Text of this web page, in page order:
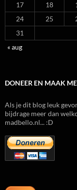
17
18
24
25
31
« aug
DONEER EN MAAK
Als je dit blog leuk
bijdrage meer dan
madbello.nl... :D